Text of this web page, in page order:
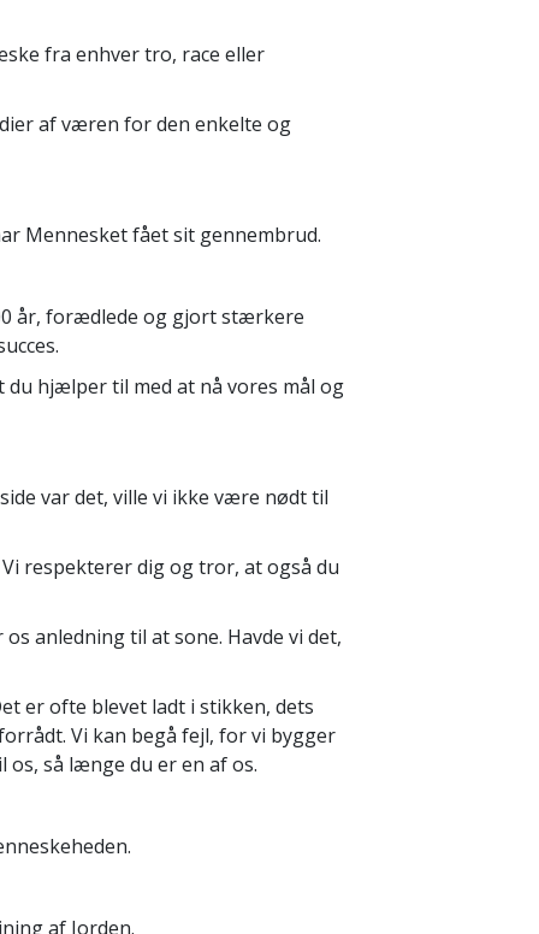
fra enhver tro, race eller
af væren for den enkelte og
Mennesket fået sit gennembrud.
år, forædlede og gjort stærkere
du hjælper til med at nå vores mål og
var det, ville vi ikke være nødt til
respekterer dig og tror, at også du
anledning til at sone. Havde vi det,
er ofte blevet ladt i stikken, dets
Vi kan begå fejl, for vi bygger
så længe du er en af os.
af Jorden.